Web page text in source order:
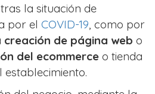
la situación de
por el COVID-19, como por
creación de página web o
del ecommerce o tienda
establecimiento.